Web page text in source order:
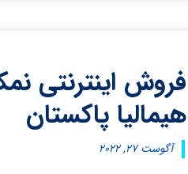
فروش اینترنتی
هیمالیا پاکستان
آگوست ۲۷, ۲۰۲۲